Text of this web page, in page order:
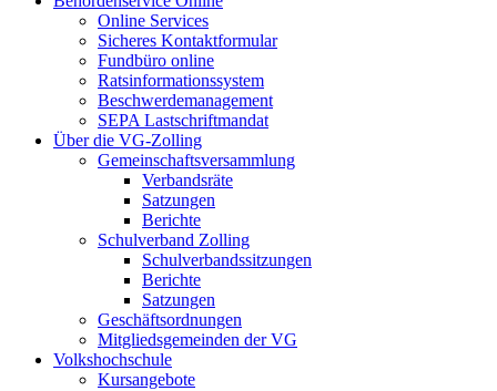
Online Services
Sicheres Kontaktformular
Fundbüro online
Ratsinformationssystem
Beschwerdemanagement
SEPA Lastschriftmandat
Über die VG-Zolling
Gemeinschaftsversammlung
Verbandsräte
Satzungen
Berichte
Schulverband Zolling
Schulverbandssitzungen
Berichte
Satzungen
Geschäftsordnungen
Mitgliedsgemeinden der VG
Volkshochschule
Kursangebote